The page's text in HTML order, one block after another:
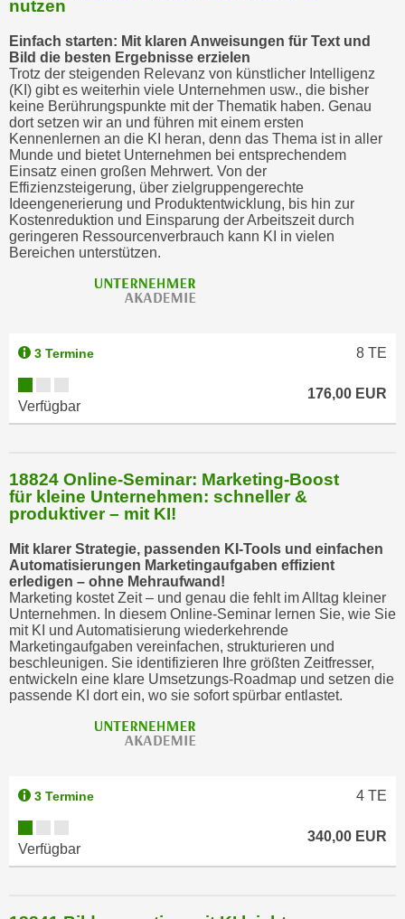
nutzen
Einfach starten: Mit klaren Anweisungen für Text und
Bild die besten Ergebnisse erzielen
Trotz der steigenden Relevanz von künstlicher Intelligenz
(KI) gibt es weiterhin viele Unternehmen usw., die bisher
keine Berührungspunkte mit der Thematik haben. Genau
dort setzen wir an und führen mit einem ersten
Kennenlernen an die KI heran, denn das Thema ist in aller
Munde und bietet Unternehmen bei entsprechendem
Einsatz einen großen Mehrwert. Von der
Effizienzsteigerung, über zielgruppengerechte
Ideengenerierung und Produktentwicklung, bis hin zur
Kostenreduktion und Einsparung der Arbeitszeit durch
geringeren Ressourcenverbrauch kann KI in vielen
Bereichen unterstützen.
3 Termine 8 TE
Verfügbar
176,00 EUR
18824 Online-Seminar: Marketing-Boost
für kleine Unternehmen: schneller &
produktiver – mit KI!
Mit klarer Strategie, passenden KI-Tools und einfachen
Automatisierungen Marketingaufgaben effizient
erledigen – ohne Mehraufwand!
Marketing kostet Zeit – und genau die fehlt im Alltag kleiner
Unternehmen. In diesem Online-Seminar lernen Sie, wie Sie
mit KI und Automatisierung wiederkehrende
Marketingaufgaben vereinfachen, strukturieren und
beschleunigen. Sie identifizieren Ihre größten Zeitfresser,
entwickeln eine klare Umsetzungs-Roadmap und setzen die
passende KI dort ein, wo sie sofort spürbar entlastet.
3 Termine 4 TE
Verfügbar
340,00 EUR